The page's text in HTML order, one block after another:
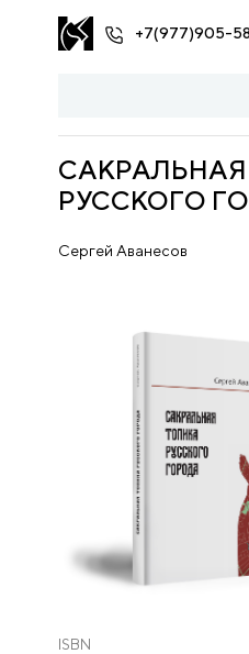
+7(977)905-
РУССКОГО
Сергей Аванесов
ISBN